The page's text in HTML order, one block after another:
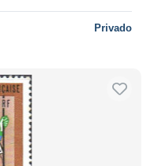
Privado